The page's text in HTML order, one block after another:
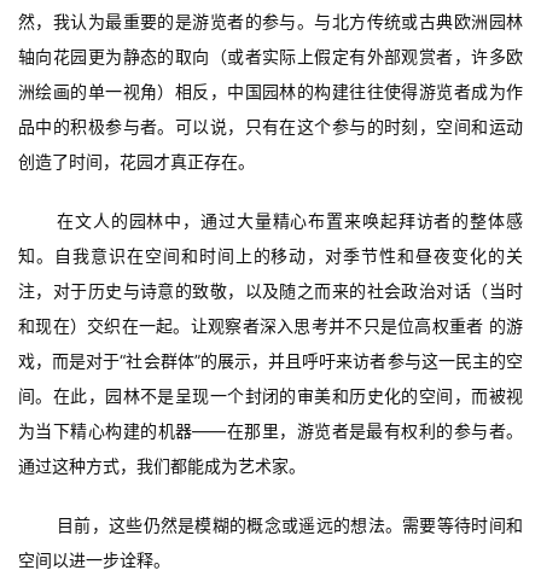
然，我认为最重要的是游览者的参与。与北方传统或古典欧洲园林
轴向花园更为静态的取向（或者实际上假定有外部观赏者，许多欧
洲绘画的单一视角）相反，中国园林的构建往往使得游览者成为作
品中的积极参与者。可以说，只有在这个参与的时刻，空间和运动
创造了时间，花园才真正存在。
在文人的园林中，通过大量精心布置来唤起拜访者的整体感
知。自我意识在空间和时间上的移动，对季节性和昼夜变化的关
注，对于历史与诗意的致敬，以及随之而来的社会政治对话（当时
和现在）交织在一起。让观察者深入思考并不只是位高权重者 的游
戏，而是对于“社会群体”的展示，并且呼吁来访者参与这一民主的空
间。在此，园林不是呈现一个封闭的审美和历史化的空间，而被视
为当下精心构建的机器——在那里，游览者是最有权利的参与者。
通过这种方式，我们都能成为艺术家。
目前，这些仍然是模糊的概念或遥远的想法。需要等待时间和
空间以进一步诠释。